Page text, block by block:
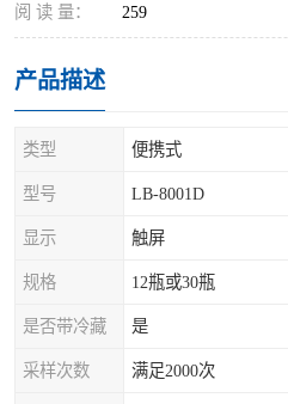
阅 读 量： 259
产品描述
类型 便携式
型号 LB-8001D
显示 触屏
规格 12瓶或30瓶
是否带冷藏 是
采样次数 满足2000次